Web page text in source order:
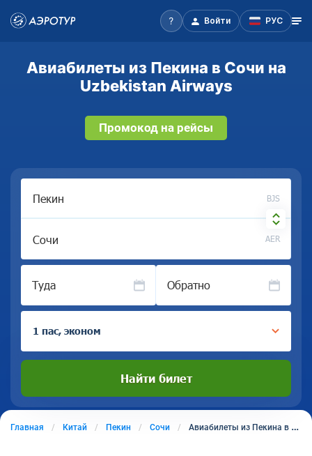
Войти РУС
Авиабилеты из Пекина в Сочи на
Uzbekistan Airways
Промокод на рейсы
BJS
AER
Туда Обратно
1 пас, эконом
Найти билет
Главная Китай Пекин Сочи Авиабилеты из Пекина в Сочи